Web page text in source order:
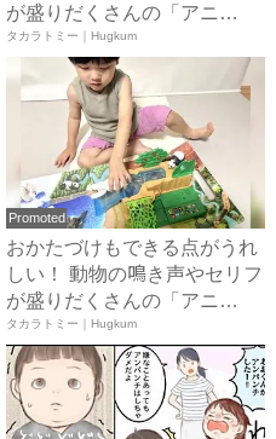
が盛りだくさんの「アニ
ア ...
タカラトミー｜Hugkum
Promoted
おかたづけもできる点がうれ
しい！ 動物の鳴き声やセリフ
が盛りだくさんの「アニ
ア ...
タカラトミー｜Hugkum